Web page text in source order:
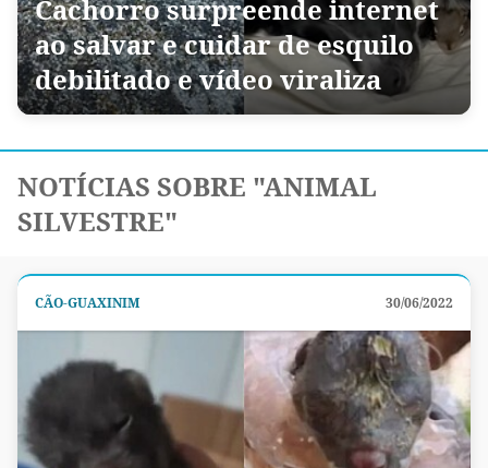
Cachorro surpreende internet
ao salvar e cuidar de esquilo
debilitado e vídeo viraliza
NOTÍCIAS SOBRE "ANIMAL
SILVESTRE"
CÃO-GUAXINIM 30/06/2022